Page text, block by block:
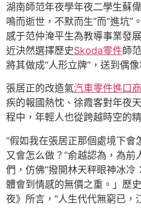
湖南師范年夜學年夜二學生蘇
鳴而逝世，不默而生”而“進坑”
感于范仲淹平生為教導事業發
近決然選擇歷史Skoda零件師
將其做成“人形立牌”，送到偶像
張居正的改造氣汽車零件進口商
疾的報國熱忱、徐霞客對年夜
程中，年輕人也從跨越時空的
“假如我在張居正那個處境下
又會怎么做？”俞越認為，為前
們，仿佛“撥開林天秤眼神冰
體會到情感的無價之重。」歷
夜》所言，“人生代代無窮已，